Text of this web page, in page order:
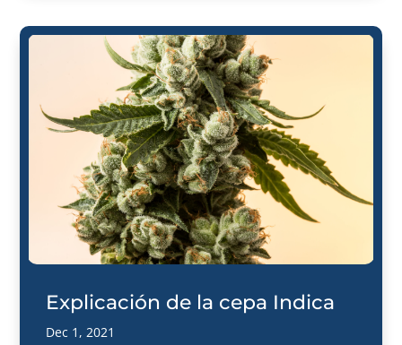
Explicación de la cepa Indica
Dec 1, 2021